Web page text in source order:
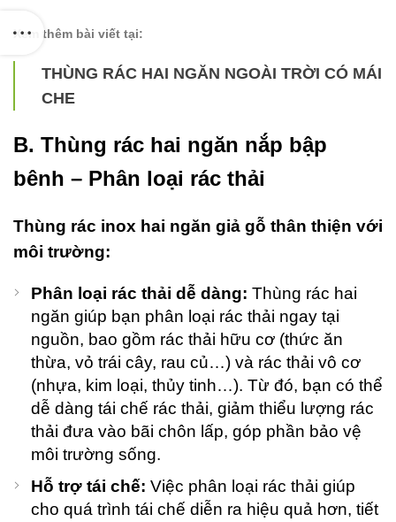
Xem thêm bài viết tại:
THÙNG RÁC HAI NGĂN NGOÀI TRỜI CÓ MÁI
CHE
B. Thùng rác hai ngăn nắp bập
bênh – Phân loại rác thải
Thùng rác inox hai ngăn giả gỗ thân thiện với
môi trường:
Phân loại rác thải dễ dàng: Thùng rác hai
ngăn giúp bạn phân loại rác thải ngay tại
nguồn, bao gồm rác thải hữu cơ (thức ăn
thừa, vỏ trái cây, rau củ…) và rác thải vô cơ
(nhựa, kim loại, thủy tinh…). Từ đó, bạn có thể
dễ dàng tái chế rác thải, giảm thiểu lượng rác
thải đưa vào bãi chôn lấp, góp phần bảo vệ
môi trường sống.
Hỗ trợ tái chế: Việc phân loại rác thải giúp
cho quá trình tái chế diễn ra hiệu quả hơn, tiết